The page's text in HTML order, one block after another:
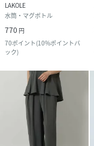
LAKOLE
水筒・マグボトル
770 円
70ポイント(10%ポイントバ
ック)